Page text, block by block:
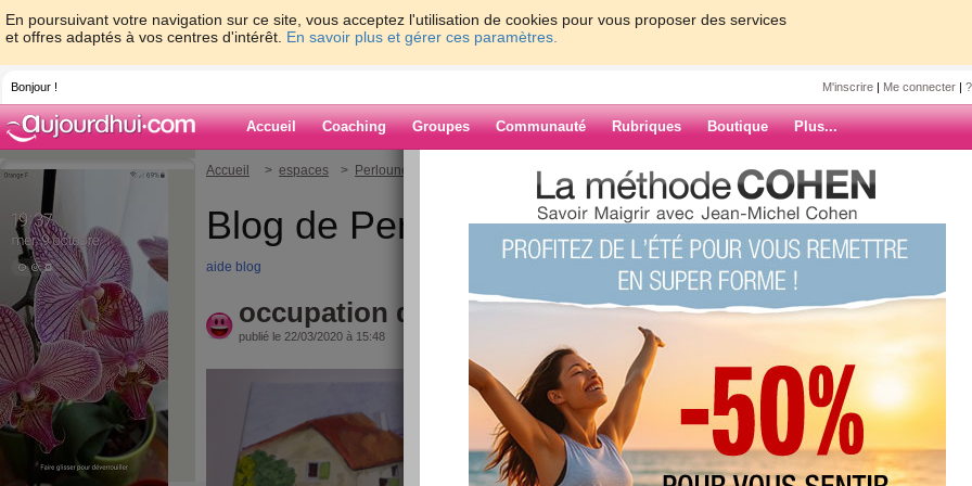
En poursuivant votre navigation sur ce site, vous acceptez l'utilisation de cookies pour vous proposer des services
et offres adaptés à vos centres d'intérêt. En savoir plus et gérer ces paramètres.
Bonjour ! M'inscrire | Me connecter |
Accueil Coaching Groupes Communauté Rubriques Boutique Plus...
Accueil > espaces > Perlounette > occupation du moment
Blog de Perlounette
aide blog
occupation du moment
publié le 22/03/2020 à 15:48
ARCHIVES